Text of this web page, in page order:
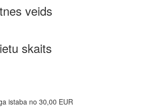
veids
skaits
istaba no 30,00 EUR